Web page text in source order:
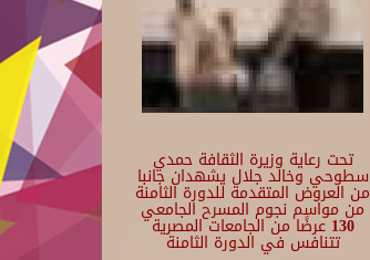
تحت رعاية وزيرة الثقافة حمدي
سطوحي وخالد جلال يشهدان جانبا
من العروض المتقدمة للدورة الثامنة
من مواسم نجوم المسرح الجامعي
130 عرضًا من الجامعات المصرية
تتنافس في الدورة الثامنة